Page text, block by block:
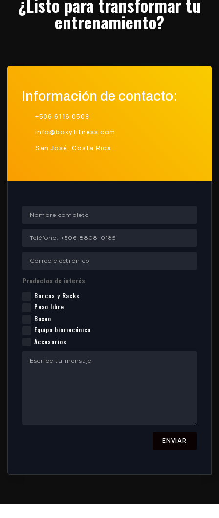
¿Listo para transformar tu
entrenamiento?
Información de contacto:
+506 6116 0509
info@boxyfitness.com
San José, Costa Rica
Productos de interés
Bancas y Racks
Peso libre
Boxeo
Equipo biomecánico
Accesorios
ENVIAR